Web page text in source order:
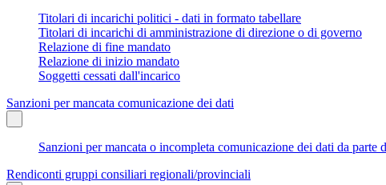
Titolari di incarichi politici - dati in formato tabellare
Titolari di incarichi di amministrazione di direzione o di governo
Relazione di fine mandato
Relazione di inizio mandato
Soggetti cessati dall'incarico
Sanzioni per mancata comunicazione dei dati
Sanzioni per mancata o incompleta comunicazione dei dati da
Rendiconti gruppi consiliari regionali/provinciali